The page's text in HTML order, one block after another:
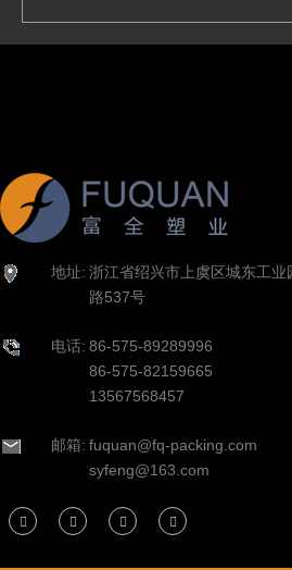
地址: 浙江省绍兴市上虞区城东工业
路537号
电话: 86-575-89289996
86-575-82159665
13567568457
邮箱: fuquan@fq-packing.com
syfeng@163.com